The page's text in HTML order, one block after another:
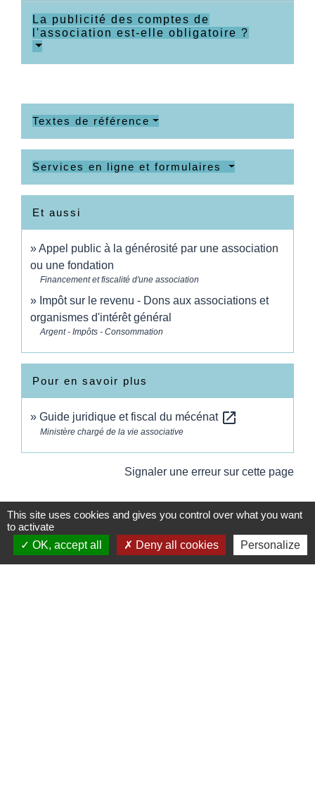
La publicité des comptes de
l'association est-elle obligatoire ?
Textes de référence
Services en ligne et formulaires
Et aussi
Appel public à la générosité par une association
ou une fondation
Financement et fiscalité d'une association
Impôt sur le revenu - Dons aux associations et
organismes d'intérêt général
Argent - Impôts - Consommation
Pour en savoir plus
Guide juridique et fiscal du mécénat open_in_new
Ministère chargé de la vie associative
Signaler une erreur sur cette page
Contacts
This site uses cookies and gives you control over what you want
to activate
OK, accept all
Deny all cookies Personalize